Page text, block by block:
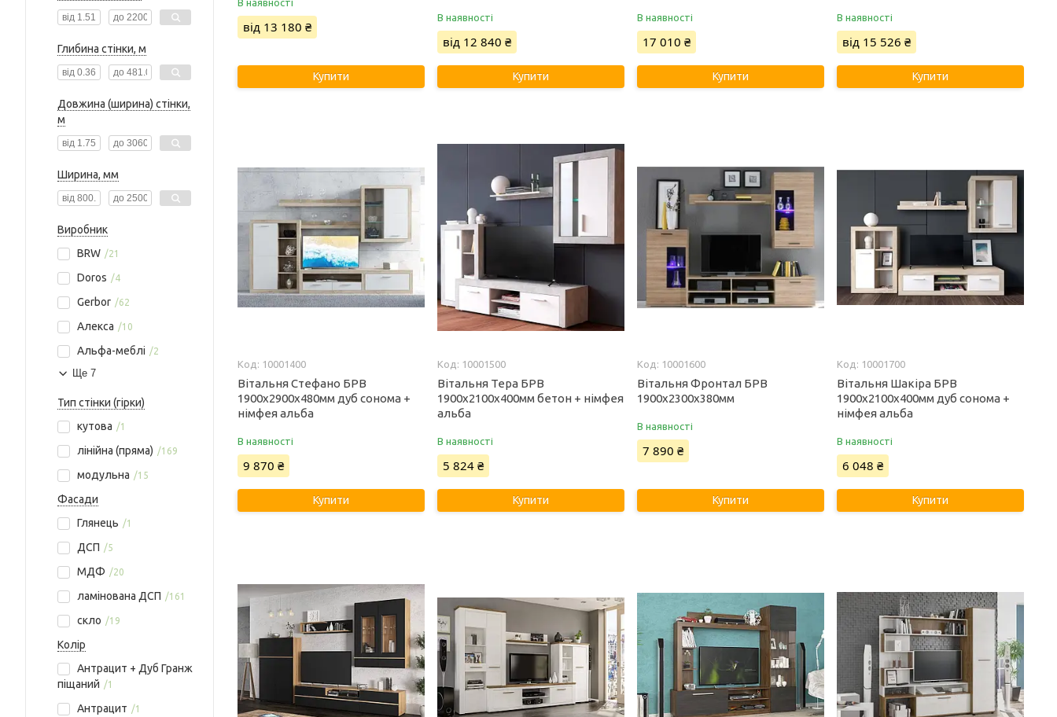
Глибина стінки, м
Довжина (ширина) стінки,
м
Ширина, мм
Виробник
BRW
21
Doros 4
Gerbor 62
Алекса 10
Альфа-меблі 2
Ще 7
Тип стінки (гірки)
кутова
1
лінійна (пряма) 169
модульна 15
Фасади
Глянець
1
ДСП 5
МДФ 20
ламінована ДСП 161
скло 19
Колір
Антрацит + Дуб Гранж
піщаний
1
Антрацит 1
В наявності
від 13 180 ₴
Купити
В наявності
від 12 840 ₴
Купити
В наявності
17 010 ₴
Купити
В наявності
від 15 526 ₴
Купити
10001400
Вітальня Стефано БРВ
1900х2900х480мм дуб сонома +
німфея альба
В наявності
9 870 ₴
Купити
10001500
Вітальня Тера БРВ
1900x2100x400мм бетон + німфея
альба
В наявності
5 824 ₴
Купити
10001600
Вітальня Фронтал БРВ
1900х2300х380мм
В наявності
7 890 ₴
Купити
10001700
Вітальня Шакіра БРВ
1900x2100x400мм дуб сонома +
німфея альба
В наявності
6 048 ₴
Купити